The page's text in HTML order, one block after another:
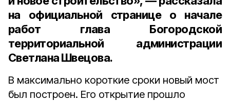
на официальной странице о начале
работ глава Богородской
территориальной администрации
Светлана Швецова.
В максимально короткие сроки новый мост
был построен. Его открытие прошло